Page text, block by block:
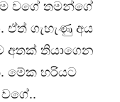
වගේ තමන්ගේ
ඒත් ගැහැණු අය
අතක් තියාගෙන
මේක හරියට